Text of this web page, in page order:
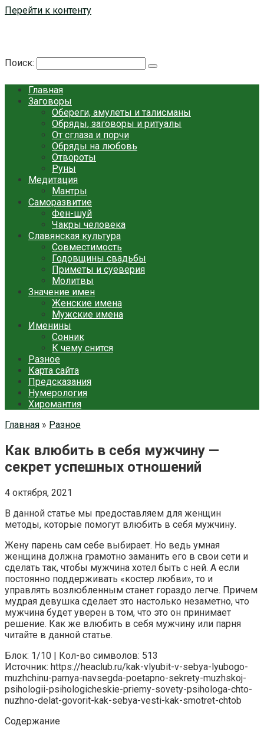
Перейти к контенту
Поиск:
Главная
Заговоры
Обереги, амулеты и талисманы
Обряды, заговоры и ритуалы
От сглаза и порчи
Обряды на любовь
Отвороты
Руны
Медитация
Мантры
Саморазвитие
Фен-шуй
Чакры человека
Славянская культура
Совместимость
Годовщины свадьбы
Приметы и суеверия
Молитвы
Значение имен
Женские имена
Мужские имена
Именины
Сонник
К чему снится
Разное
Карта сайта
Предсказания
Нумерология
Хиромантия
Главная » Разное
Как влюбить в себя мужчину —
секрет успешных отношений
4 октября, 2021
В данной статье мы предоставляем для женщин
методы, которые помогут влюбить в себя мужчину.
Жену парень сам себе выбирает. Но ведь умная
женщина должна грамотно заманить его в свои сети и
сделать так, чтобы мужчина хотел быть с ней. А если
постоянно поддерживать «костер любви», то и
управлять возлюбленным станет гораздо легче. Причем
мудрая девушка сделает это настолько незаметно, что
мужчина будет уверен в том, что это он принимает
решение. Как же влюбить в себя мужчину или парня
читайте в данной статье.
Блок: 1/10 | Кол-во символов: 513
Источник: https://heaclub.ru/kak-vlyubit-v-sebya-lyubogo-
muzhchinu-parnya-navsegda-poetapno-sekrety-muzhskoj-
psihologii-psihologicheskie-priemy-sovety-psihologa-chto-
nuzhno-delat-govorit-kak-sebya-vesti-kak-smotret-chtob
Содержание